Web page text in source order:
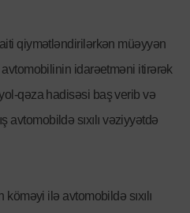
qiymətləndirilərkən müəyyən
avtomobilinin idarəetməni itirərək
qəza hadisəsi baş verib və
avtomobildə sıxılı vəziyyətdə
ilə avtomobildə sıxılı